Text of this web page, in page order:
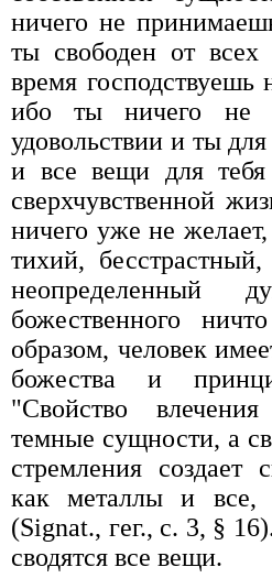
ничего не
ты свободен от
время
ибо ты ничего не
удовольствии и ты
и все вещи для
сверхчувственной
ничего уже не
тихий,
неопределенный
божественного
образом, человек
божества и
"Свойство
темные сущности, а
стремления создает
как металлы и все,
(Signat., гег., с. 3, §
сводятся все вещи.